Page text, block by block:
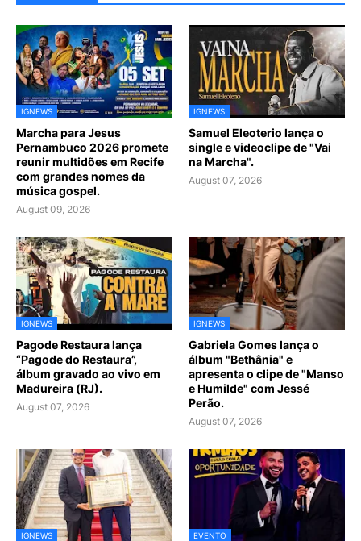
IGNEWS
Marcha para Jesus
Pernambuco 2026 promete
reunir multidões em Recife
com grandes nomes da
música gospel.
August 09, 2026
IGNEWS
Samuel Eleoterio lança o
single e videoclipe de "Vai
na Marcha".
August 07, 2026
IGNEWS
Pagode Restaura lança
“Pagode do Restaura”,
álbum gravado ao vivo em
Madureira (RJ).
August 07, 2026
IGNEWS
Gabriela Gomes lança o
álbum "Bethânia" e
apresenta o clipe de "Manso
e Humilde" com Jessé
Perão.
August 07, 2026
IGNEWS EVENTO